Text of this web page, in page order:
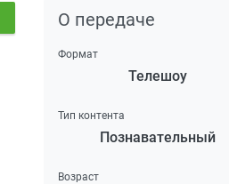
О передаче
Формат
Телешоу
Тип контента
Познавательный
Возраст